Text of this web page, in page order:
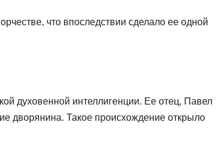
что впоследствии сделало ее одной
духовенной интеллигенции. Ее отец, Павел
дворянина. Такое происхождение открыло